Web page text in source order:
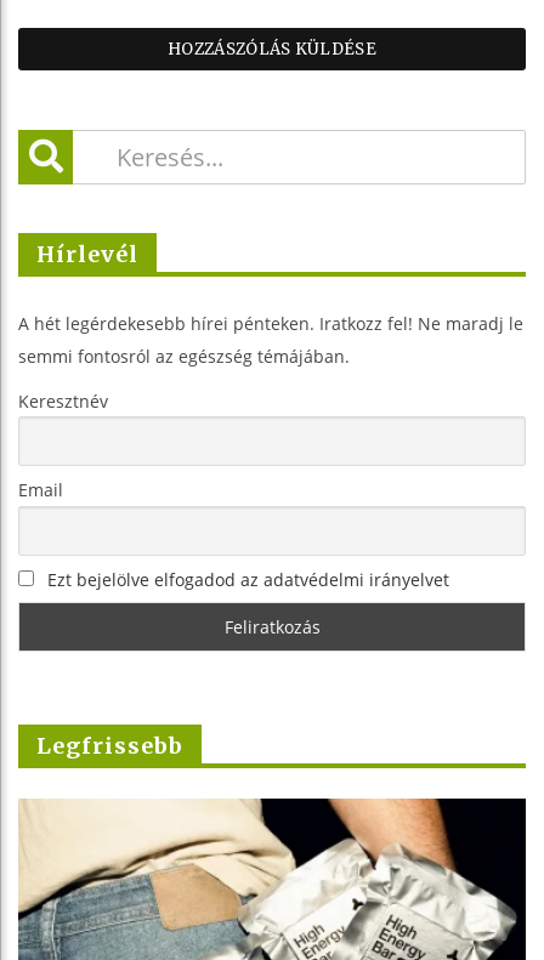
Hírlevél
A hét legérdekesebb hírei pénteken. Iratkozz fel! Ne maradj le
semmi fontosról az egészség témájában.
Keresztnév
Email
Ezt bejelölve elfogadod az adatvédelmi irányelvet
Legfrissebb